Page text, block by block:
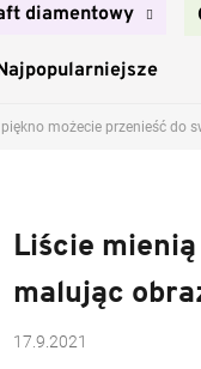
diamentowy
możecie przenieść do
Liście
malując
17.9.2021